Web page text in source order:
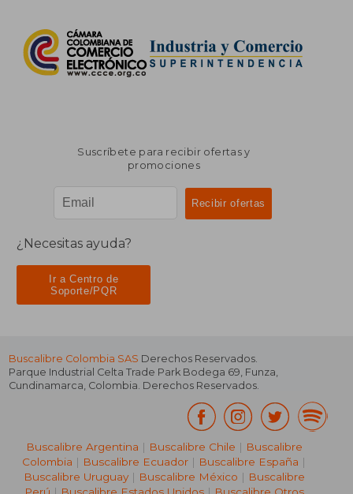
Suscríbete para recibir ofertas y
promociones
¿Necesitas ayuda?
Ir a Centro de
Soporte/PQR
Buscalibre Colombia SAS Derechos Reservados.
Parque Industrial Celta Trade Park Bodega 69, Funza,
Cundinamarca, Colombia. Derechos Reservados.
Buscalibre Argentina | Buscalibre Chile | Buscalibre
Colombia | Buscalibre Ecuador | Buscalibre España |
Buscalibre Uruguay| Buscalibre México | Buscalibre